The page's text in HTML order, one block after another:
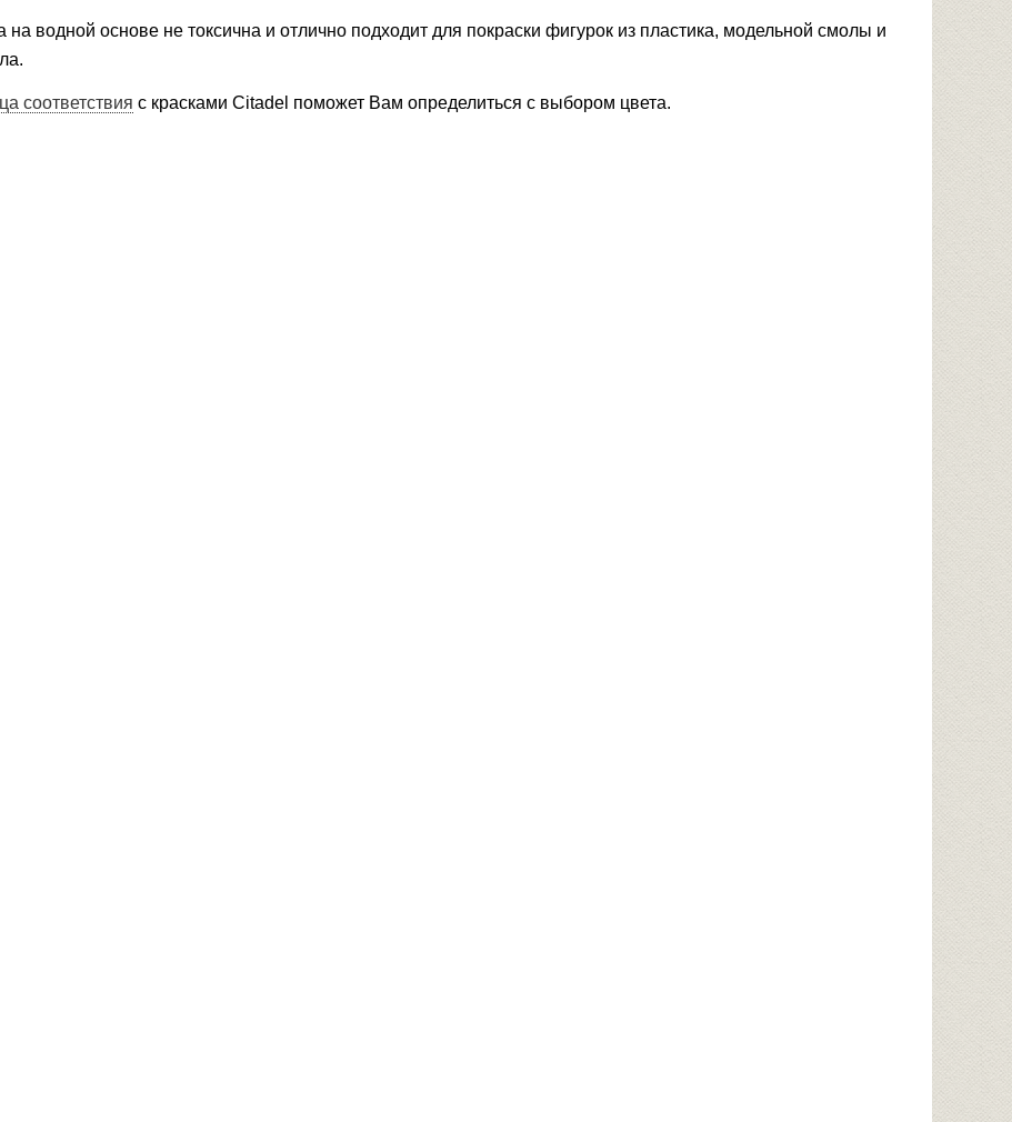
на водной основе не токсична и отлично подходит для покраски фигурок из пластика, модельной смолы и
соответствия с красками Citadel поможет Вам определиться с выбором цвета.